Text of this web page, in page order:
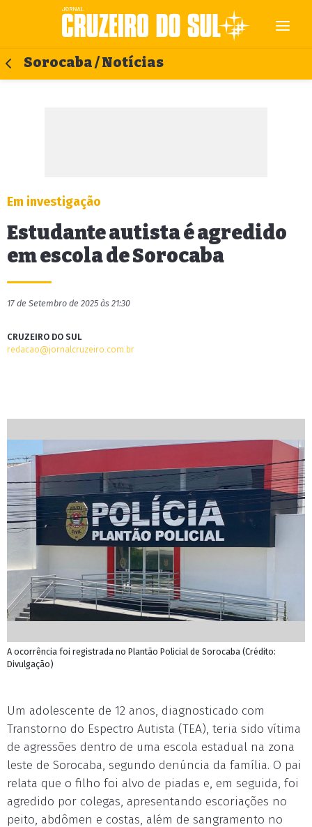
Sorocaba / Notícias
Em investigação
Estudante autista é agredido
em escola de Sorocaba
17 de Setembro de 2025 às 21:30
CRUZEIRO DO SUL
redacao@jornalcruzeiro.com.br
A ocorrência foi registrada no Plantão Policial de Sorocaba (Crédito:
Divulgação)
Um adolescente de 12 anos, diagnosticado com
Transtorno do Espectro Autista (TEA), teria sido vítima
de agressões dentro de uma escola estadual na zona
leste de Sorocaba, segundo denúncia da família. O pai
relata que o filho foi alvo de piadas e, em seguida, foi
agredido por colegas, apresentando escoriações no
peito, abdômen e costas, além de sangramento no